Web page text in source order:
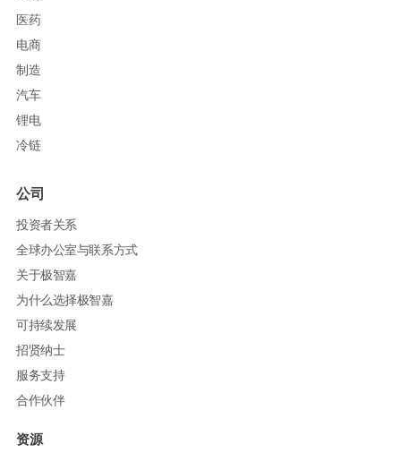
医药
电商
制造
汽车
锂电
冷链
公司
投资者关系
全球办公室与联系方式
关于极智嘉
为什么选择极智嘉
可持续发展
招贤纳士
服务支持
合作伙伴
资源